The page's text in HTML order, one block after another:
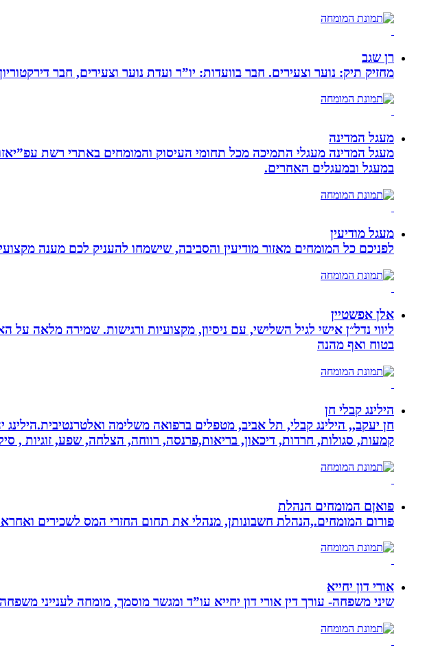
רן שגב
מחזיק תיק: נוער וצעירים. חבר בוועדות: יו”ר ועדת נוער וצעירים, חבר
מעגל המדינה
מעגל המדינה מעגלי התמיכה מכל תחומי העיסוק והמומחים באתרי רשת
במעגל ובמעגלים האחרים.
מעגל מודיעין
לפניכם כל המומחים מאזור מודיעין והסביבה, שישמחו להעניק לכם מענה מקצועי
אלן אפשטיין
ליווי נדל״ן אישי לגיל השלישי, עם ניסיון, מקצועיות ורגישות. שמירה מלאה
בטוח ואף מהנה
הילינג קבלי חן
חן יעקב,, הילינג קבלי, תל אביב, מטפלים ברפואה משלימה ואלטרנטיבית.הילינג
קמעות, סגולות, חרדות, דיכאון, בריאות,פרנסה, רווחה, הצלחה, שפע, זוגיות ,
פואןם המומחים הנהלת
פורום המומחים.,הנהלת חשבונותן, מנהלי את תחום החזרי המס לשכירים
אורי דון יחייא
שיני משפחה- עורך דין אורי דון יחייא עו”ד ומגשר מוסמך, מומחה לענייני משפחה, גירושין, ירושות וצוואות מעל